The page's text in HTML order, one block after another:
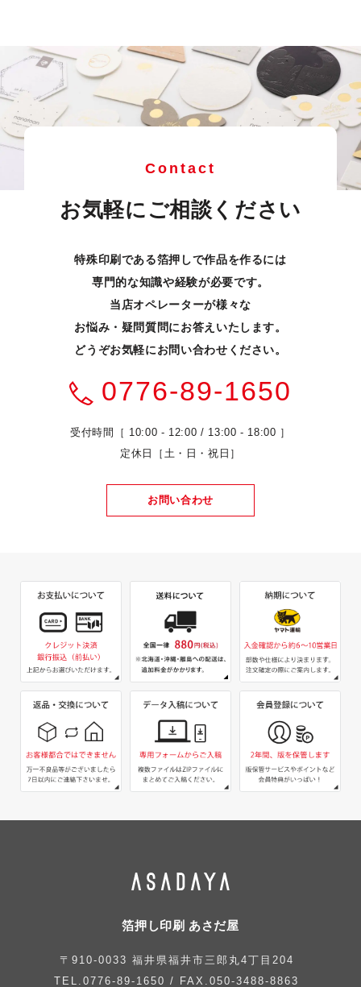
Contact
お気軽にご相談ください
特殊印刷である箔押しで作品を作るには
専門的な知識や経験が必要です。
当店オペレーターが様々な
お悩み・疑問質問にお答えいたします。
どうぞお気軽にお問い合わせください。
0776-89-1650
受付時間［ 10:00 - 12:00 / 13:00 - 18:00 ］
定休日［土・日・祝日］
お問い合わせ
箔押し印刷 あさだ屋
〒910-0033 福井県福井市三郎丸4丁目204
TEL.0776-89-1650 / FAX.050-3488-8863